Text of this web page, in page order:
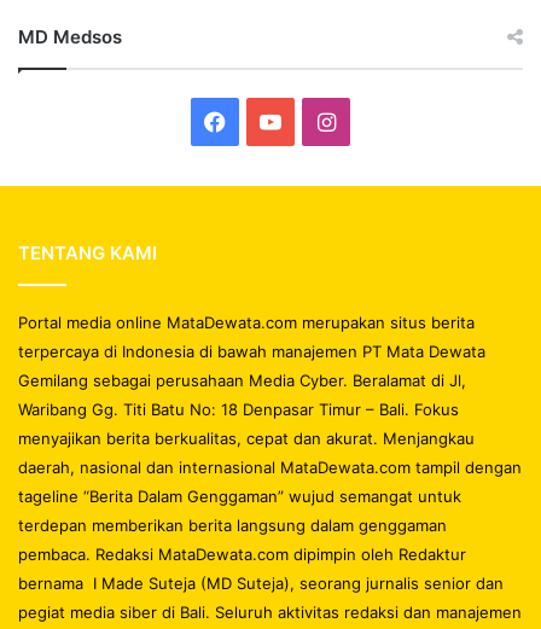
MD Medsos
Facebook
YouTubeInstagram
TENTANG KAMI
Portal media online MataDewata.com merupakan situs berita
terpercaya di Indonesia di bawah manajemen PT Mata Dewata
Gemilang sebagai perusahaan Media Cyber. Beralamat di Jl,
Waribang Gg. Titi Batu No: 18 Denpasar Timur – Bali. Fokus
menyajikan berita berkualitas, cepat dan akurat. Menjangkau
daerah, nasional dan internasional MataDewata.com tampil dengan
tageline “Berita Dalam Genggaman” wujud semangat untuk
terdepan memberikan berita langsung dalam genggaman
pembaca. Redaksi MataDewata.com dipimpin oleh Redaktur
bernama I Made Suteja (MD Suteja), seorang jurnalis senior dan
pegiat media siber di Bali. Seluruh aktivitas redaksi dan manajemen